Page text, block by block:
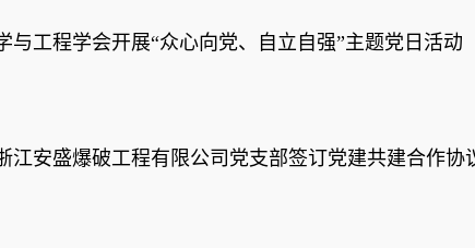
工程学会开展“众心向党、自立自强”主题党日活动
江安盛爆破工程有限公司党支部签订党建共建合作协